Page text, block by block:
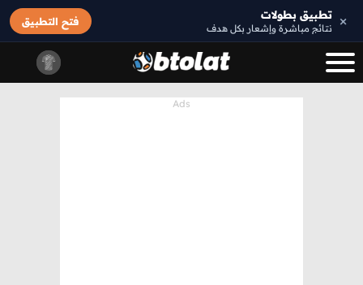
× تطبيق بطولات
نتائج مباشرة وإشعار بكل هدف
فتح التطبيق